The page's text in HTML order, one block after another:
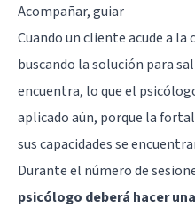
Acompañar, guiar
Cuando un cliente acude a
buscando la solución para
encuentra, lo que el
aplicado aún, porque la
sus capacidades se
Durante el número de
psicólogo deberá hacer